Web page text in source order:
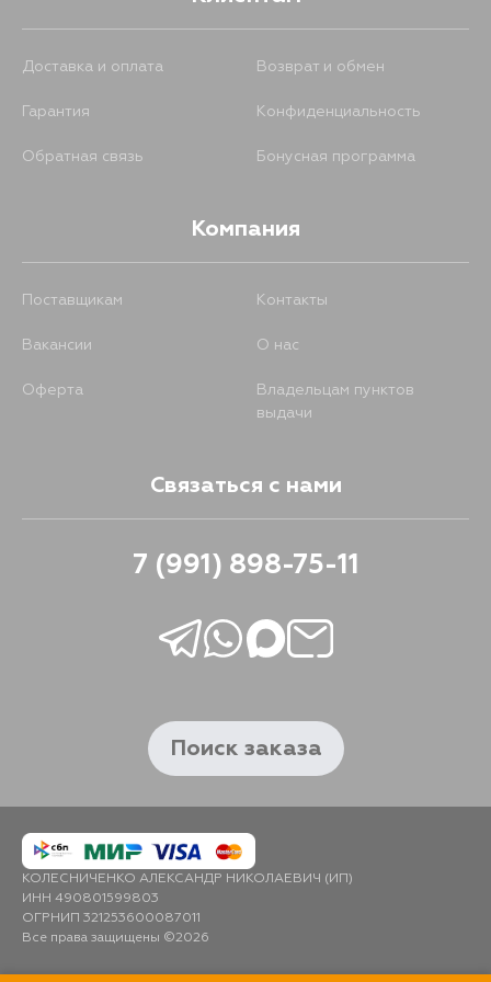
Доставка и оплата Возврат и обмен
Гарантия Конфиденциальность
Обратная связь Бонусная программа
Компания
Поставщикам Контакты
Вакансии О нас
Оферта
Владельцам пунктов
выдачи
Связаться с нами
7 (991) 898-75-11
Поиск заказа
КОЛЕСНИЧЕНКО АЛЕКСАНДР НИКОЛАЕВИЧ (ИП)
ИНН 490801599803
ОГРНИП 321253600087011
Все права защищены ©2026